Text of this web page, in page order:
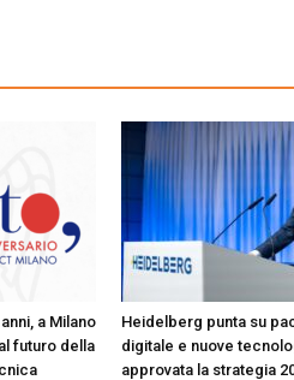
a Milano
futuro della
Heidelberg punta su
digitale e nuove
approvata la strategia